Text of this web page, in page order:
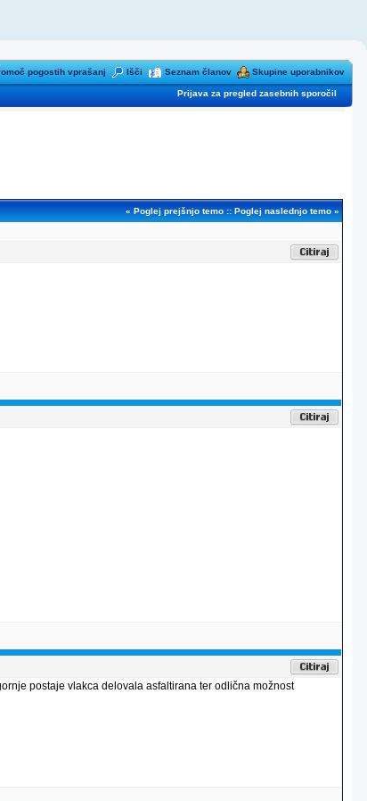
pogostih vprašanj Išči Seznam članov Skupine uporabnikov
Prijava za pregled zasebnih sporočil
« Poglej prejšnjo temo :: Poglej naslednjo temo »
postaje vlakca delovala asfaltirana ter odlična možnost